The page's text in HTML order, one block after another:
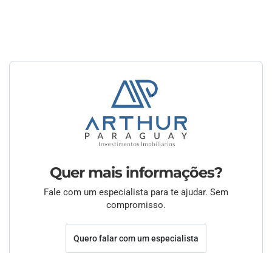
Quer mais informações?
Fale com um especialista para te ajudar. Sem
compromisso.
Quero falar com um especialista